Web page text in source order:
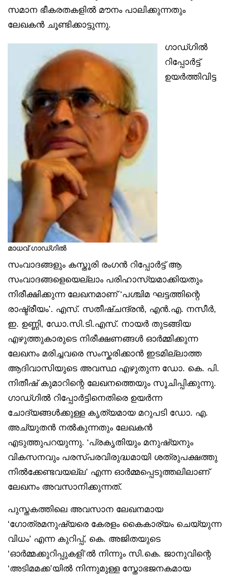
സമാന ഭീകരതകളില്‍ മൗനം പാലിക്കുന്നതും
ലേഖകന്‍ ചൂണ്ടിക്കാട്ടുന്നു.
മാധവ് ഗാഡ്ഗില്‍
ഗാഡ്ഗില്‍
റിപ്പോര്‍ട്ട്
ഉയര്‍ത്തിവിട്ട
സംവാദങ്ങളും കസ്തൂരി രംഗന്‍ റിപ്പോര്‍ട്ട് ആ
സംവാദങ്ങളെയെല്ലാം പരിഹാസ്യമാക്കിയതും
നിരീക്ഷിക്കുന്ന ലേഖനമാണ് ‘പശ്ചിമ ഘട്ടത്തിന്റെ
രാഷ്ട്രീയം’. എസ്. സതീഷ്‌ചന്ദ്രന്‍, എന്‍.എ. നസീര്‍,
ഇ. ഉണ്ണി, ഡോ.സി.ടി.എസ്. നായര്‍ തുടങ്ങിയ
എഴുത്തുകാരുടെ നിരീക്ഷണങ്ങള്‍ ഓര്‍മ്മിക്കുന്ന
ലേഖനം മരിച്ചവരെ സംസ്കരിക്കാന്‍ ഇടമില്ലാത്ത
ആദിവാസിയുടെ അവസ്ഥ എഴുതുന്ന ഡോ. കെ. പി.
നിതീഷ് കുമാറിന്റെ ലേഖനത്തെയും സൂചിപ്പിക്കുന്നു.
ഗാഡ്ഗില്‍ റിപ്പോര്‍ട്ടിനെതിരെ ഉയര്‍ന്ന
ചോദ്യങ്ങള്‍ക്കുള്ള കൃത്യമായ മറുപടി ഡോ. എ.
അച്യുതന്‍ നല്‍കുന്നതും ലേഖകന്‍
എടുത്തുപറയുന്നു. ‘പ്രകൃതിയും മനുഷ്യനും
വികസനവും പരസ്പരവിരുദ്ധമായി ശത്രുപക്ഷത്തു
നില്‍ക്കേണ്ടവയല്ല’ എന്ന ഓര്‍മ്മപ്പെടുത്തലിലാണ്‌
ലേഖനം അവസാനിക്കുന്നത്.
പുസ്തകത്തിലെ അവസാന ലേഖനമായ
‘ഗോത്രമനുഷ്യരെ കേരളം കൈകാര്യം ചെയ്യുന്ന
വിധം’ എന്ന കുറിപ്പ്, കെ. അജിതയുടെ
‘ഓര്‍മ്മക്കുറിപ്പുകളി’ല്‍ നിന്നും സി.കെ. ജാനുവിന്റെ
‘അടിമമക്ക’യില്‍ നിന്നുമുള്ള സ്തോഭജനകമായ